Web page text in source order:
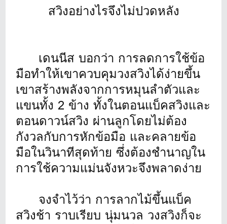
สวิงอย่างไรจึงไม่ปวดหลัง
เดนนีส บอกว่า การลดการใช้ข้อ
มือทำให้เขาควบคุมวงสวิงได้ง่ายขึ้น
เขาสร้างพลังจากการหมุนลำตัวและ
แขนทั้ง 2 ข้าง ทั้งในตอนแบ็คสวิงและ
ตอนดาวน์สวิง ผ่านลูกโดยไม่ต้อง
กังวลกับการหักข้อมือ และคลายข้อ
มือในวินาทีสุดท้าย ซึ่งต้องชำนาญใน
การใช้ความแม่นจังหวะจึงพลาดง่าย
จงจำไว้ว่า การลากไม้ขึ้นแบ็ค
สวิงช้า ราบเรียบ นุ่มนวล วงสวิงก็จะ